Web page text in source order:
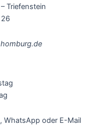
Triefenstein
WhatsApp oder E-Mail